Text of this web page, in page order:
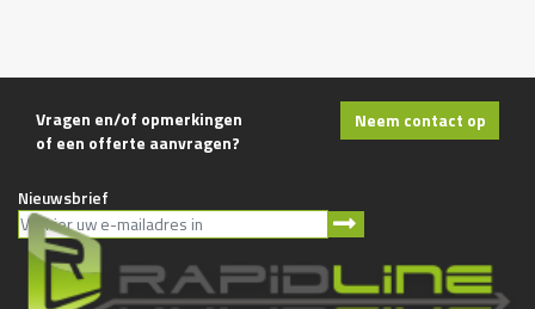
Vragen en/of opmerkingen
of een offerte aanvragen?
Neem contact op
Nieuwsbrief